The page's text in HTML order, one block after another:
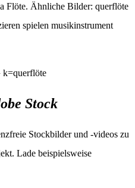
Flöte. Ähnliche Bilder: querflöte
spielen musikinstrument
k=querflöte
Stock
Stockbilder und -videos zu
Lade beispielsweise